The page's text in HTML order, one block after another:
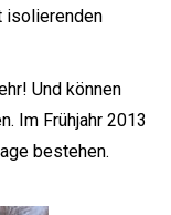
isolierenden
Und können
Im Frühjahr 2013
bestehen.